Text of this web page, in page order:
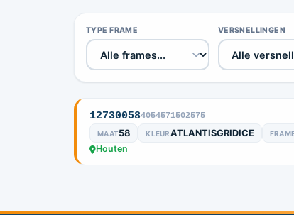
TYPE FRAME VERSNELLINGEN
127300584054571502575
MAAT58 KLEURATLANTISGRIDICE
Houten